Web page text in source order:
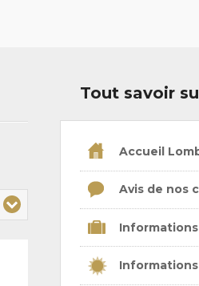
Tout savoir
Accueil
Avis de nos